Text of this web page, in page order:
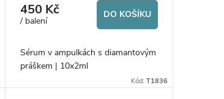
450 Kč
/ balení
DO KOŠÍKU
Sérum v ampulkách s diamantovým
práškem | 10x2ml
Kód: T1836